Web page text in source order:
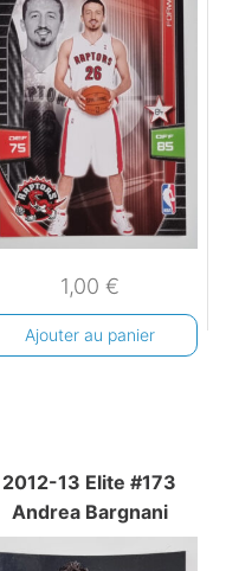
1,00 €
Ajouter au panier
2012-13 Elite #173
Andrea Bargnani